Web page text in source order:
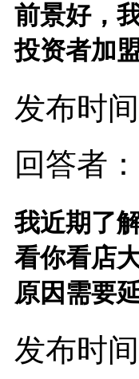
前景好，
投资者加
发布时
回答者
我近期了
看你看店
原因需要
发布时